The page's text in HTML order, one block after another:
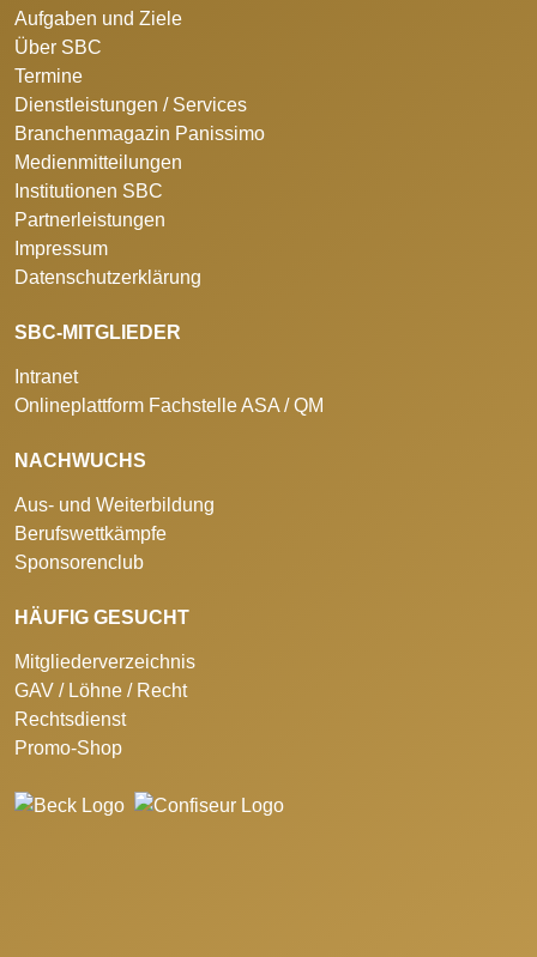
Aufgaben und Ziele
Über SBC
Termine
Dienstleistungen / Services
Branchenmagazin Panissimo
Medienmitteilungen
Institutionen SBC
Partnerleistungen
Impressum
Datenschutzerklärung
SBC-MITGLIEDER
Intranet
Onlineplattform Fachstelle ASA / QM
NACHWUCHS
Aus- und Weiterbildung
Berufswettkämpfe
Sponsorenclub
HÄUFIG GESUCHT
Mitgliederverzeichnis
GAV / Löhne / Recht
Rechtsdienst
Promo-Shop